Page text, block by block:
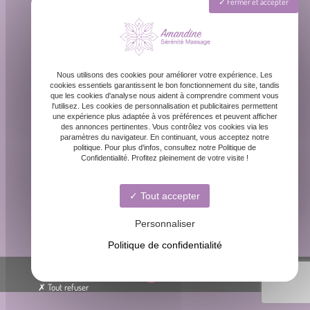
contact@amandinemassage.fr
06 87 31 87 39
Nous utilisons des cookies pour améliorer votre expérience. Les
cookies essentiels garantissent le bon fonctionnement du site, tandis
que les cookies d'analyse nous aident à comprendre comment vous
l'utilisez. Les cookies de personnalisation et publicitaires permettent
une expérience plus adaptée à vos préférences et peuvent afficher
des annonces pertinentes. Vous contrôlez vos cookies via les
paramètres du navigateur. En continuant, vous acceptez notre
politique. Pour plus d'infos, consultez notre Politique de
Confidentialité. Profitez pleinement de votre visite !
Tout accepter
Personnaliser
Politique de confidentialité
Tout refuser